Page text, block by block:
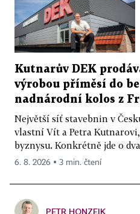
Kutnarův DEK
výrobou příměsí do
nadnárodní kolos z
Největší síť stavebnin v
vlastní Vít a Petra
byznysu. Konkrétně jde o
6. 8. 2026 ▪ 3 min. čtení
PETR HONZEJK